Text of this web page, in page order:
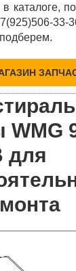
каталоге,
для